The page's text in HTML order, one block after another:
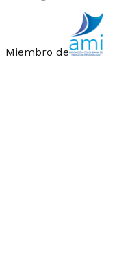
Miembro de